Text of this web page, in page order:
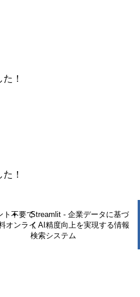
！
！
ト不要で
オンライ
Streamlit - 企業データに基づ
くAI精度向上を実現する情報
検索システム